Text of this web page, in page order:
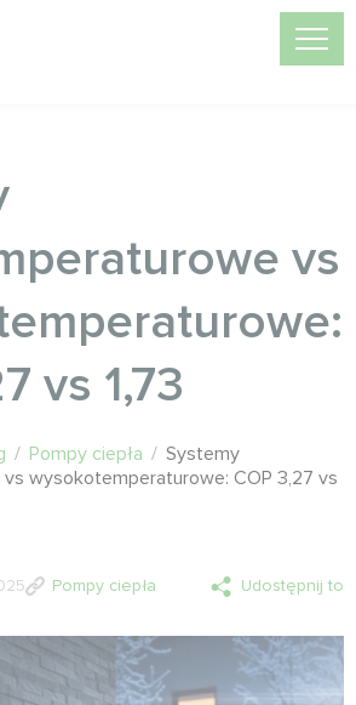
vs
vs 1,73
/ Pompy ciepła / Systemy
wysokotemperaturowe: COP 3,27 vs
Pompy ciepła Udostępnij to